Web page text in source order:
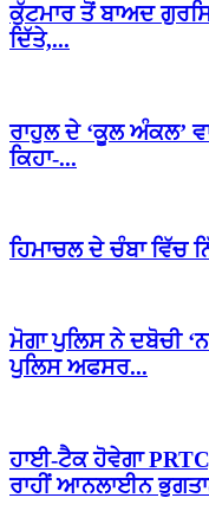
ਕੁੱਟਮਾਰ ਤੋਂ ਬਾਅਦ
ਦਿੱਤੇ,...
ਰਾਹੁਲ ਦੇ ‘ਕੂਲ ਅੰਕਲ’
ਕਿਹਾ-...
ਹਿਮਾਚਲ ਦੇ ਚੰਬਾ ਵਿੱਚ
ਮੋਗਾ ਪੁਲਿਸ ਨੇ ਦਬੋਚੀ
ਪੁਲਿਸ ਅਫਸਰ...
ਹਾਈ-ਟੈਕ ਹੋਵੇਗਾ
ਰਾਹੀਂ ਆਨਲਾਈਨ